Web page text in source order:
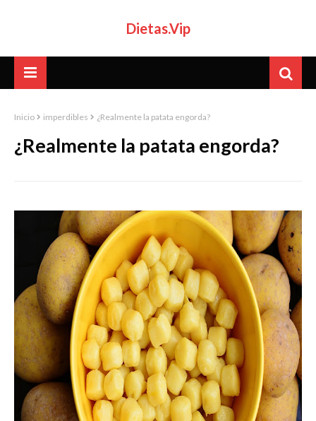
Dietas.Vip
Inicio imperdibles ¿Realmente la patata engorda?
¿Realmente la patata engorda?